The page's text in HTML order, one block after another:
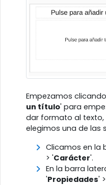
Empezamos
un título' para
dar formato al
elegimos una de las
Clicamos en la
> 'Carácter'.
En la barra
'Propiedades'